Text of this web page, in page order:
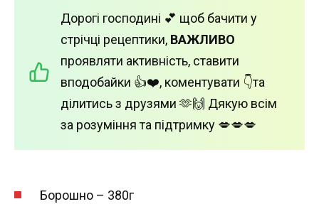
Дорогі господині 💕 щоб бачити у
стрічці рецептики, ВАЖЛИВО
проявляти активність, ставити
вподобайки 👍❤️, коментувати 👇та
ділитись з друзями 🫶🙌 Дякую всім
за розуміння та підтримку 💋💋💋
Борошно – 380г